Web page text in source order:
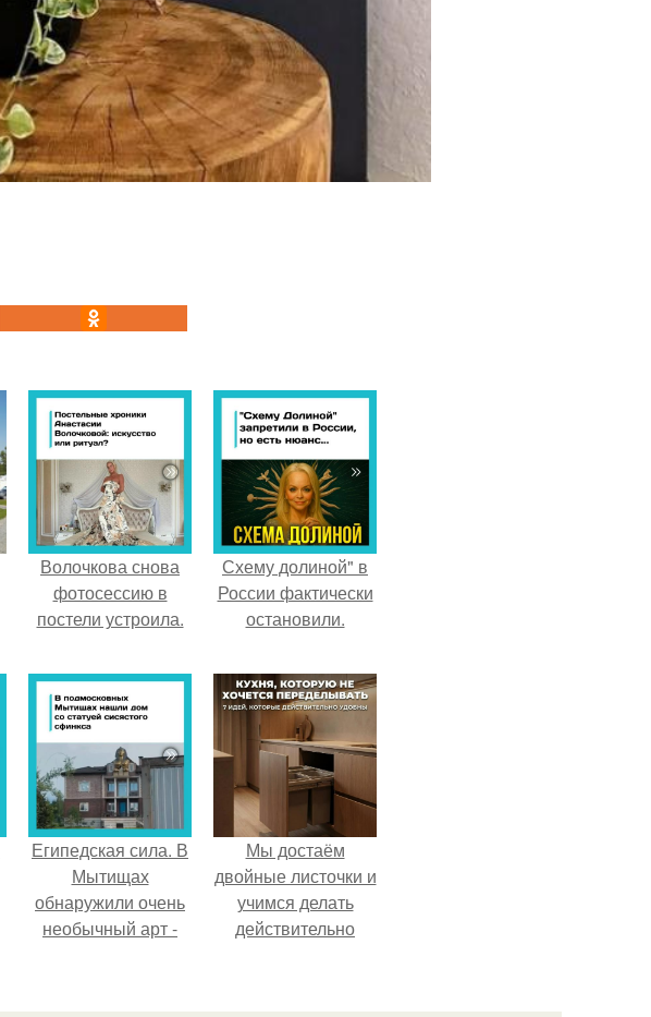
Волочкова снова
фотосессию в
постели устроила.
Схему долиной" в
России фактически
остановили.
Египедская сила. В
Мытищах
обнаружили очень
необычный арт -
Мы достаём
двойные листочки и
учимся делать
действительно